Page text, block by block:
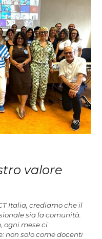
valore
Italia, crediamo che il
sia la comunità.
ogni mese ci
non solo come docenti